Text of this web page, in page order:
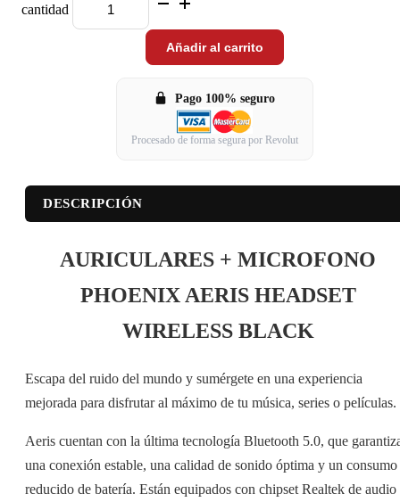
cantidad
Añadir al carrito
Pago 100% seguro
Procesado de forma segura por Revolut
DESCRIPCIÓN
AURICULARES + MICROFONO
PHOENIX AERIS HEADSET
WIRELESS BLACK
Escapa del ruido del mundo y sumérgete en una experiencia
mejorada para disfrutar al máximo de tu música, series o películas.
Aeris cuentan con la última tecnología Bluetooth 5.0, que
una conexión estable, una calidad de sonido óptima y un consumo
reducido de batería. Están equipados con chipset Realtek de audio